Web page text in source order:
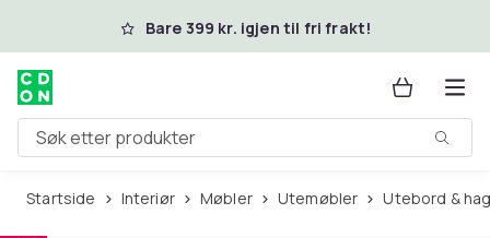
Hopp til hovedinnholdBare 399 kr. igjen til fri frakt!
Søk etter produkter
Startside Interiør Møbler Utemøbler Utebord &